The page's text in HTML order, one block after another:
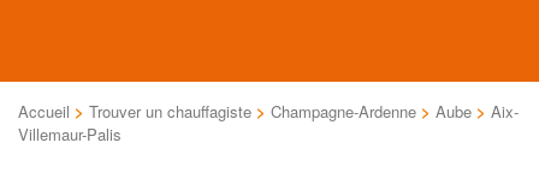
Accueil > Trouver un chauffagiste > Champagne-Ardenne > Aube > Aix-
Villemaur-Palis